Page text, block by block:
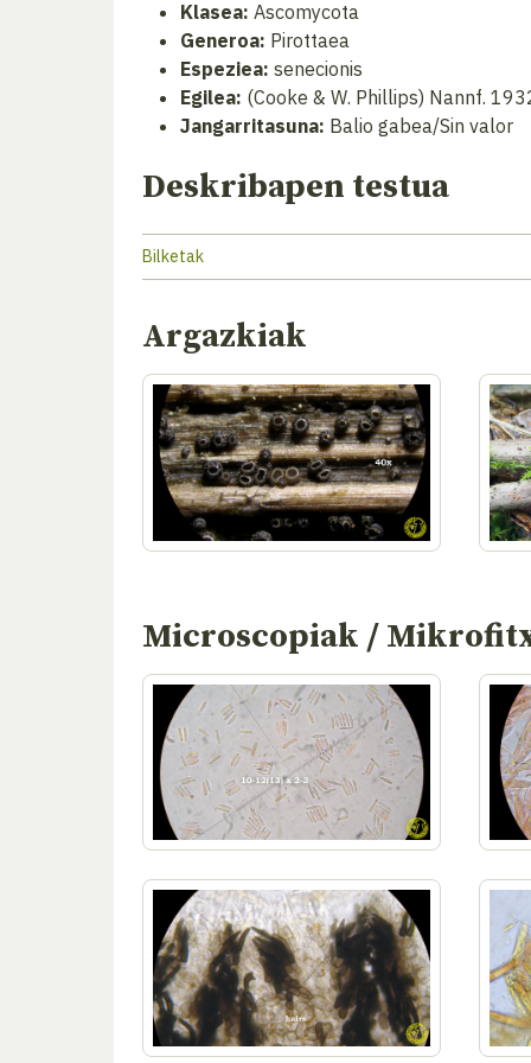
Klasea: Ascomycota
Generoa: Pirottaea
Espeziea: senecionis
Egilea: (Cooke & W. Phillips) Nannf.
Jangarritasuna: Balio gabea/Sin valor
Deskribapen testua
Bilketak
Argazkiak
Microscopiak /